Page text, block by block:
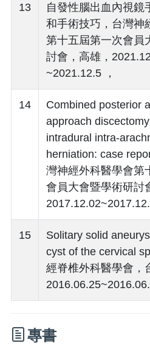
13
自發性腦出血內視鏡
和手術技巧，台灣神
第十五屆第一次會員
討會，高雄，
~2021.12.5 ，
14
Combined posterior
approach
intradural intra-
herniation: case
灣神經外科醫學會第
會員大會暨學術研討
15
Solitary solid
cyst of the cervical
經脊椎外科醫學會，
專書